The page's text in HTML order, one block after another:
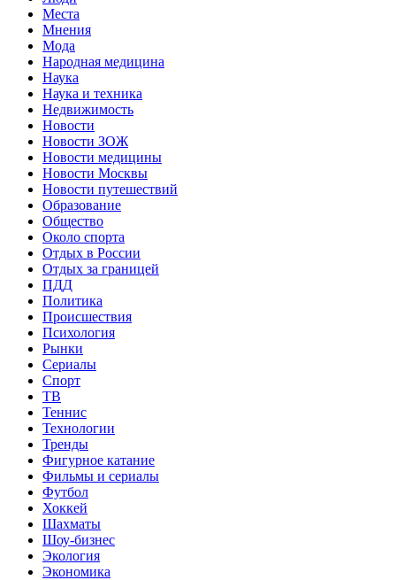
Места
Мнения
Мода
Народная медицина
Наука
Наука и техника
Недвижимость
Новости
Новости ЗОЖ
Новости медицины
Новости Москвы
Новости путешествий
Образование
Общество
Около спорта
Отдых в России
Отдых за границей
ПДД
Политика
Происшествия
Психология
Рынки
Сериалы
Спорт
ТВ
Теннис
Технологии
Тренды
Фигурное катание
Фильмы и сериалы
Футбол
Хоккей
Шахматы
Шоу-бизнес
Экология
Экономика